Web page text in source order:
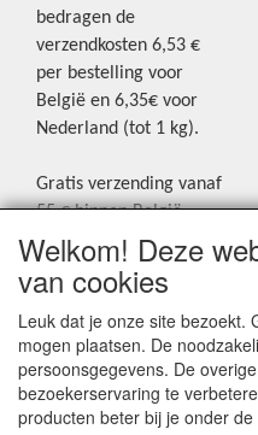
bedragen de
verzendkosten 6,53 €
per bestelling voor
België en 6,35€ voor
Nederland (tot 1 kg).
Gratis verzending vanaf
55 € binnen België.
Gratis verzending vanaf
65 € naar Nederland.
Levering andere
landen: geen gratis
verzending, portkosten
worden aangerekend.
Welkom! Deze
van cookies
Leuk dat je onze site bezoekt.
mogen plaatsen. De
persoonsgegevens. De
bezoekerservaring te
producten beter bij je onder